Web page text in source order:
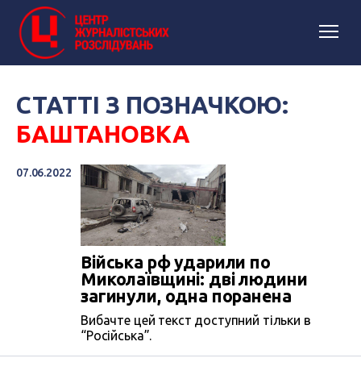
СТАТТІ З ПОЗНАЧКОЮ:
БАШТАНОВКА
07.06.2022
Війська рф ударили по
Миколаївщині: дві людини
загинули, одна поранена
Вибачте цей текст доступний тільки в
“Російська”.